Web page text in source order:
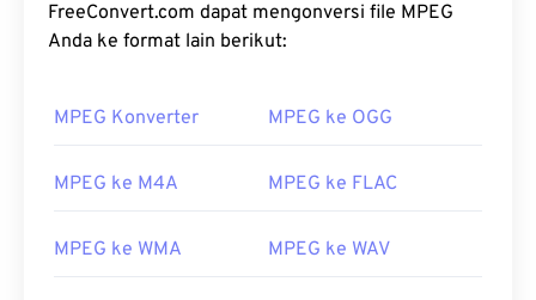
FreeConvert.com dapat mengonversi file MPEG
Anda ke format lain berikut:
MPEG Konverter MPEG ke OGG
MPEG ke M4A MPEG ke FLAC
MPEG ke WMA MPEG ke WAV